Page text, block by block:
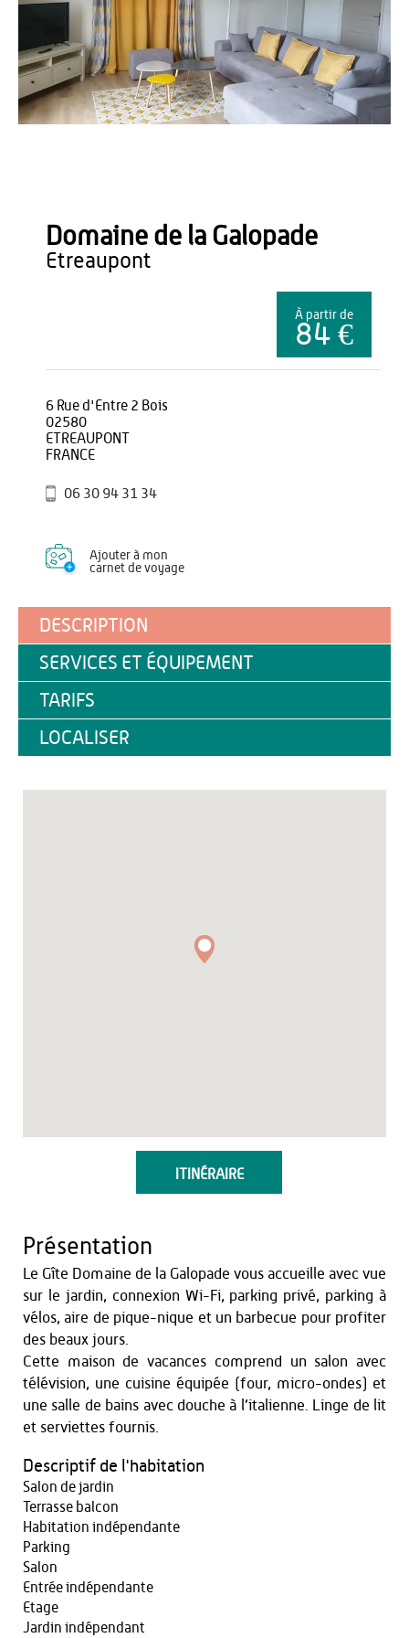
Domaine de la Galopade
etreaupont
À partir de
84 €
6 Rue d'Entre 2 Bois
02580
ETREAUPONT
FRANCE
06 30 94 31 34
Ajouter à mon
carnet de voyage
DESCRIPTION
SERVICES ET ÉQUIPEMENT
TARIFS
LOCALISER
ITINÉRAIRE
Présentation
Le Gîte Domaine de la Galopade vous accueille avec vue
sur le jardin, connexion Wi-Fi, parking privé, parking à
vélos, aire de pique-nique et un barbecue pour profiter
des beaux jours.
Cette maison de vacances comprend un salon avec
télévision, une cuisine équipée (four, micro-ondes) et
une salle de bains avec douche à l’italienne. Linge de lit
et serviettes fournis.
Descriptif de l'habitation
Salon de jardin
Terrasse balcon
Habitation indépendante
Parking
Salon
Entrée indépendante
Etage
Jardin indépendant